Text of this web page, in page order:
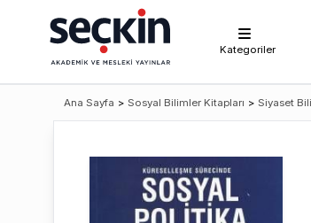
Kategoriler
Ana Sayfa > Sosyal Bilimler Kitapları > Siyaset